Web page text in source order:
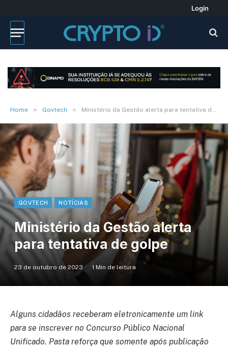
Login
Home » Govtech » Ministério da Gestão alerta para tentativa de golpe
GOVTECH NOTÍCIAS
Ministério da Gestão alerta
para tentativa de golpe
23 de outubro de 2023 1 Min de leitura
Alguns cidadãos receberam eletronicamente um link
para se inscrever no Concurso Público Nacional
Unificado. Pasta reforça que somente após publicação